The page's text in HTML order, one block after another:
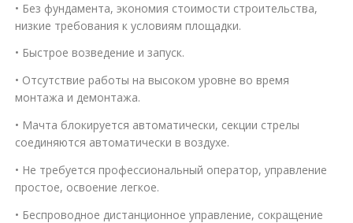
• Без фундамента, экономия стоимости строительства,
низкие требования к условиям площадки.
• Быстрое возведение и запуск.
• Отсутствие работы на высоком уровне во время
монтажа и демонтажа.
• Мачта блокируется автоматически, секции стрелы
соединяются автоматически в воздухе.
• Не требуется профессиональный оператор, управление
простое, освоение легкое.
• Беспроводное дистанционное управление, сокращение